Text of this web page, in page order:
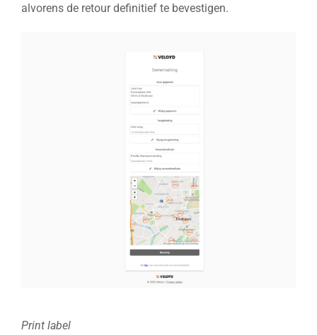
alvorens de retour definitief te bevestigen.
Print label